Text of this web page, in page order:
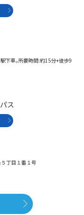
下車｡所要時間:約15分+徒歩9
ス
丁目１番１号